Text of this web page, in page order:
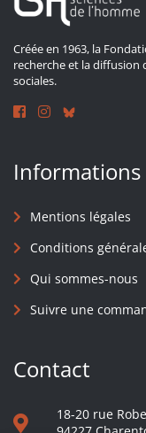
Créée en 1963, la
recherche et la diffusion
sociales.
Informations
Mentions légales
Conditions
Qui sommes-nous
Suivre une
Contact
18-20 rue